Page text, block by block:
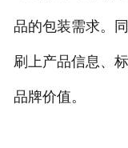
品的包装需求。
刷上产品信息、
品牌价值。